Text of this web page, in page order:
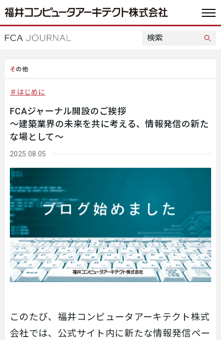
その他
はじめに
FCAジャーナル開設のご挨拶
～建築業界の未来を共に考える、情報発信の新た
な場として～
2025.08.05
このたび、福井コンピュータアーキテクト株式
会社では、公式サイト内に新たな情報発信ペー